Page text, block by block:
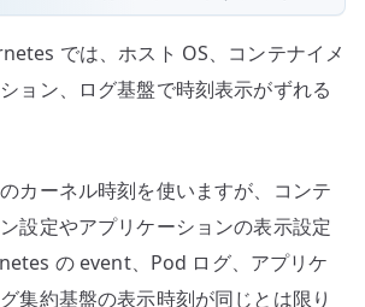
では、ホスト OS、コンテナイメ
ョン、ログ基盤で時刻表示がずれる
カーネル時刻を使いますが、コンテ
設定やアプリケーションの表示設定
の event、Pod ログ、アプリケ
集約基盤の表示時刻が同じとは限り